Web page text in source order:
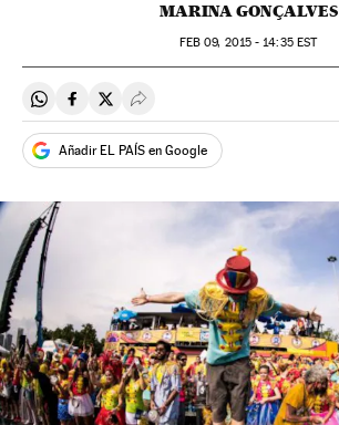
MARINA GONÇALVES
FEB 09, 2015 - 14:35EST
Compartir en Whatsapp
Compartir en Facebook
Compartir en Twitter
Desplegar Redes Sociales
Añadir EL PAÍS en Google